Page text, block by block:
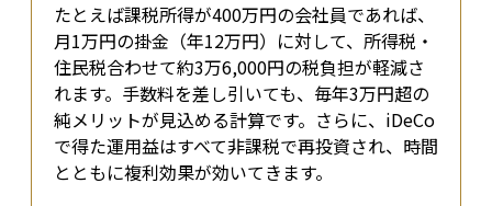
たとえば課税所得が400万円の会社員であれば、
月1万円の掛金（年12万円）に対して、所得税・
住民税合わせて約3万6,000円の税負担が軽減さ
れます。手数料を差し引いても、毎年3万円超の
純メリットが見込める計算です。さらに、iDeCo
で得た運用益はすべて非課税で再投資され、時間
とともに複利効果が効いてきます。